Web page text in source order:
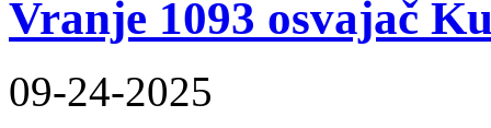
Vranje 1093 osvajač
09-24-2025